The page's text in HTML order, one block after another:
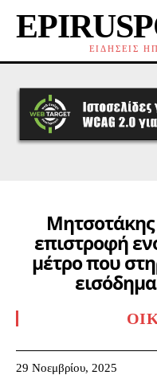
ΕΙΔΗΣΕΙΣ
Μητσοτάκης
επιστροφή
μέτρο που
29 Νοεμβρίου, 2025